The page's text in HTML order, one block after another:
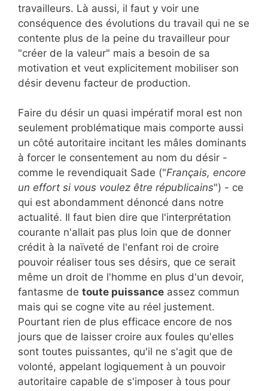
travailleurs. Là aussi, il faut y voir une
conséquence des évolutions du travail qui ne se
contente plus de la peine du travailleur pour
"créer de la valeur" mais a besoin de sa
motivation et veut explicitement mobiliser son
désir devenu facteur de production.
Faire du désir un quasi impératif moral est non
seulement problématique mais comporte aussi
un côté autoritaire incitant les mâles dominants
à forcer le consentement au nom du désir -
comme le revendiquait Sade ("Français, encore
un effort si vous voulez être républicains") - ce
qui est abondamment dénoncé dans notre
actualité. Il faut bien dire que l'interprétation
courante n'allait pas plus loin que de donner
crédit à la naïveté de l'enfant roi de croire
pouvoir réaliser tous ses désirs, que ce serait
même un droit de l'homme en plus d'un devoir,
fantasme de toute puissance assez commun
mais qui se cogne vite au réel justement.
Pourtant rien de plus efficace encore de nos
jours que de laisser croire aux foules qu'elles
sont toutes puissantes, qu'il ne s'agit que de
volonté, appelant logiquement à un pouvoir
autoritaire capable de s'imposer à tous pour